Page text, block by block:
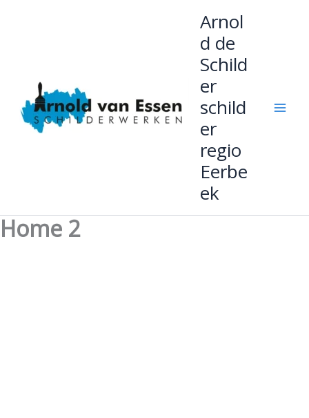
Arnol
d de
Schild
er
schild
er
regio
Eerbe
ek
Home 2